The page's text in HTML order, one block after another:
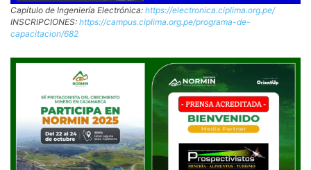
Capítulo de Ingeniería Electrónica: https://electronica.ciplima.org.pe/
INSCRIPCIONES: https://campus.ciplima.org.pe/programa-de-
capacitacion/682